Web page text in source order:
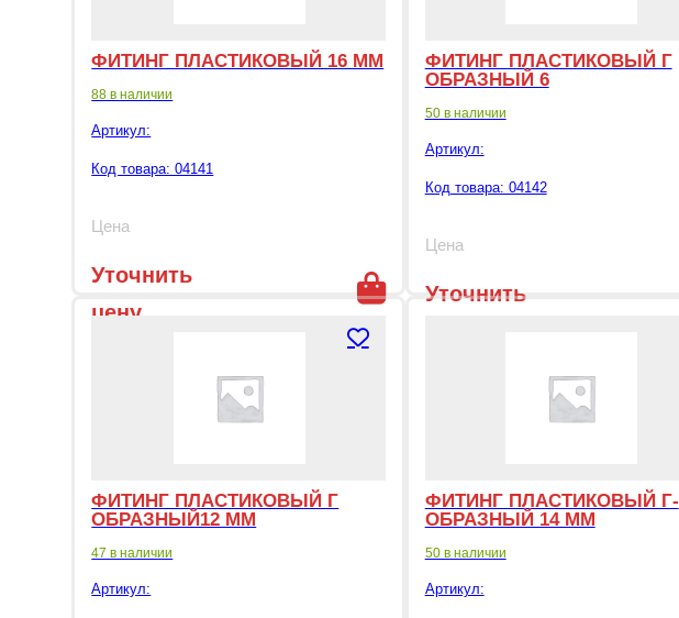
ФИТИНГ ПЛАСТИКОВЫЙ 16 ММ
88 в наличии
Артикул:
Код товара: 04141
Цена
Уточнить
цену
ФИТИНГ ПЛАСТИКОВЫЙ Г
ОБРАЗНЫЙ 6
50 в наличии
Артикул:
Код товара: 04142
Цена
Уточнить
ФИТИНГ ПЛАСТИКОВЫЙ Г
ОБРАЗНЫЙ12 ММ
47 в наличии
Артикул:
ФИТИНГ ПЛАСТИКОВЫЙ Г-
ОБРАЗНЫЙ 14 ММ
50 в наличии
Артикул: